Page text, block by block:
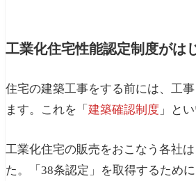
工業化住宅性能認定制度がは
住宅の建築工事をする前には、工
ます。これを「 建築確認制度 」と
工業化住宅の販売をおこなう各社
た。「38条認定」を取得するため